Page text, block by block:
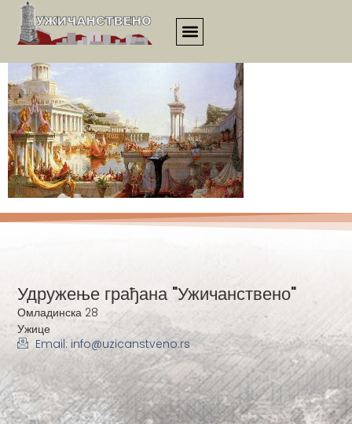
kaleidoskop000034
Удружење грађана "Ужичанствено"
Омладинска 28
Ужице
Email: info@uzicanstveno.rs